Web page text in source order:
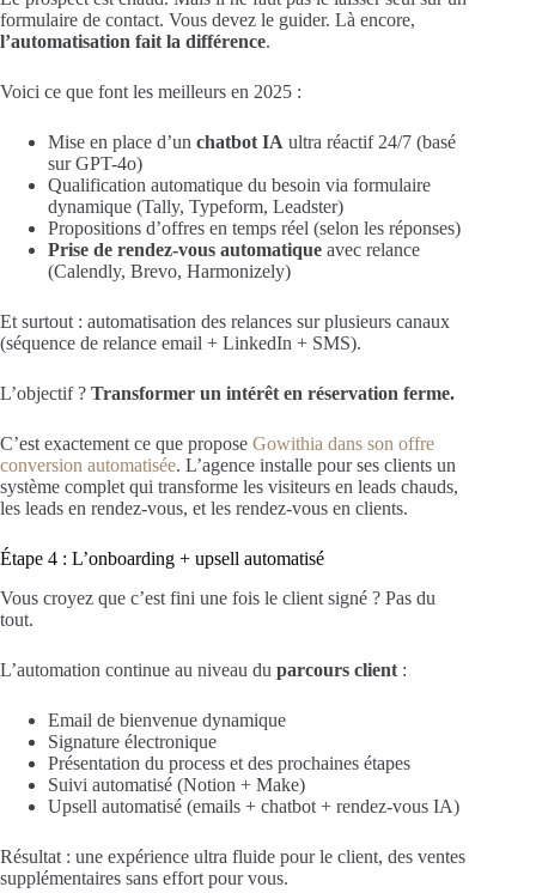
formulaire de contact. Vous devez le guider. Là encore,
l’automatisation fait la différence.
Voici ce que font les meilleurs en 2025 :
Mise en place d’un chatbot IA ultra réactif 24/7 (basé
sur GPT-4o)
Qualification automatique du besoin via formulaire
dynamique (Tally, Typeform, Leadster)
Propositions d’offres en temps réel (selon les réponses)
Prise de rendez-vous automatique avec relance
(Calendly, Brevo, Harmonizely)
Et surtout : automatisation des relances sur plusieurs canaux
(séquence de relance email + LinkedIn + SMS).
L’objectif ? Transformer un intérêt en réservation ferme.
C’est exactement ce que propose Gowithia dans son offre
conversion automatisée. L’agence installe pour ses clients un
système complet qui transforme les visiteurs en leads chauds,
les leads en rendez-vous, et les rendez-vous en clients.
Étape 4 : L’onboarding + upsell automatisé
Vous croyez que c’est fini une fois le client signé ? Pas du
tout.
L’automation continue au niveau du parcours client :
Email de bienvenue dynamique
Signature électronique
Présentation du process et des prochaines étapes
Suivi automatisé (Notion + Make)
Upsell automatisé (emails + chatbot + rendez-vous IA)
Résultat : une expérience ultra fluide pour le client, des ventes
supplémentaires sans effort pour vous.